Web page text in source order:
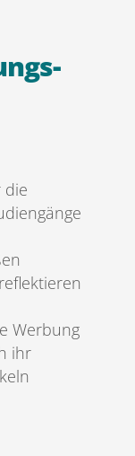
die
Werbung
ihr